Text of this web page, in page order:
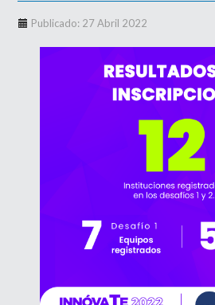
Publicado: 27 Abril 2022